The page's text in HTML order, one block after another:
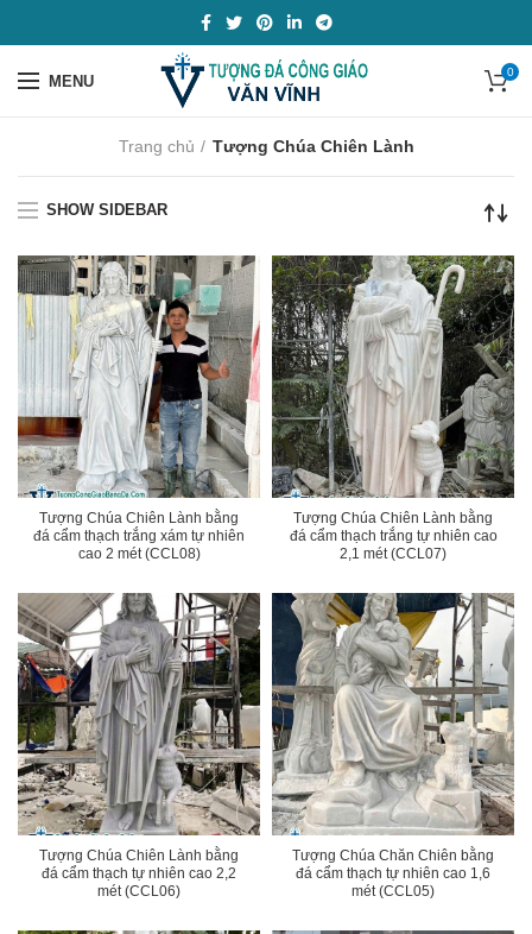
MENU 0
Trang chủ Tượng Chúa Chiên Lành
SHOW SIDEBAR
Tượng Chúa Chiên Lành bằng
đá cẩm thạch trắng xám tự nhiên
cao 2 mét (CCL08)
Tượng Chúa Chiên Lành bằng
đá cẩm thạch trắng tự nhiên cao
2,1 mét (CCL07)
Tượng Chúa Chiên Lành bằng
đá cẩm thạch tự nhiên cao 2,2
mét (CCL06)
Tượng Chúa Chăn Chiên bằng
đá cẩm thạch tự nhiên cao 1,6
mét (CCL05)